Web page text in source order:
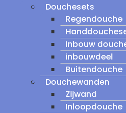
Douchesets
Regendouche
Inbouw
inbouwdeel
Buitendouche
Douchewanden
Zijwand
Inloopdouche